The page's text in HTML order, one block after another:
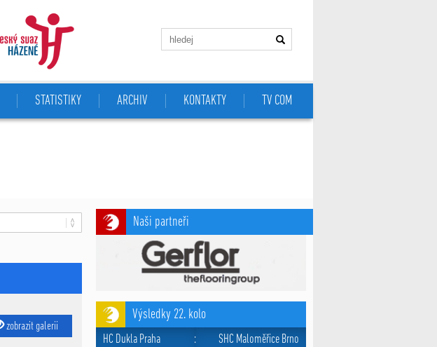
STATISTIKY ARCHIV KONTAKTY TV COM
zobrazit galerii
Naši partneři
Výsledky 22. kolo
HC Dukla Praha :
SHC Maloměřice Brno